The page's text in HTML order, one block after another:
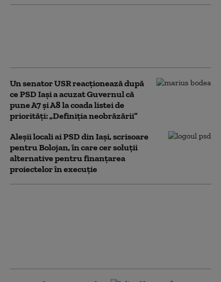
Un senator USR reacţionează după
ce PSD Iaşi a acuzat Guvernul că
pune A7 şi A8 la coada listei de
priorităţi: „Definiţia neobrăzării”
Aleșii locali ai PSD din Iași, scrisoare
pentru Bolojan, în care cer soluţii
alternative pentru finanţarea
proiectelor în execuție